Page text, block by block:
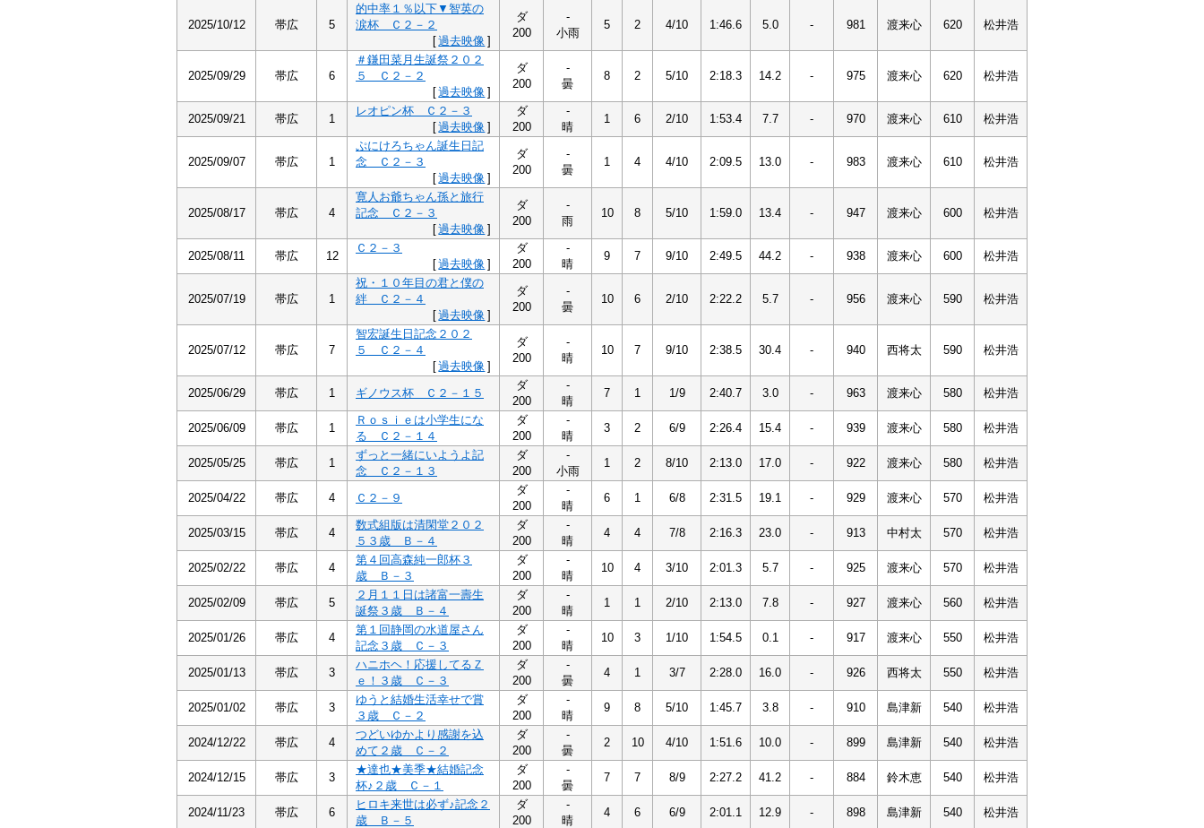
2025/10/12 帯広 5
的中率１％以下▼智英の
涙杯 Ｃ２－２
[過去映像 ]
ダ
200
-
小雨
5 2 4/10 1:46.6 5.0 - 981 渡来心 620 松井浩
2025/09/29 帯広 6
＃鎌田菜月生誕祭２０２
５ Ｃ２－２
[過去映像 ]
ダ
200
-
曇
8 2 5/10 2:18.3 14.2 - 975 渡来心 620 松井浩
2025/09/21 帯広 1
レオピン杯 Ｃ２－３
[過去映像 ]
ダ
200
-
晴
1 6 2/10 1:53.4 7.7 - 970 渡来心 610 松井浩
2025/09/07 帯広 1
ぷにけろちゃん誕生日記
念 Ｃ２－３
[過去映像 ]
ダ
200
-
曇
1 4 4/10 2:09.5 13.0 - 983 渡来心 610 松井浩
2025/08/17 帯広 4
寛人お爺ちゃん孫と旅行
記念 Ｃ２－３
[過去映像 ]
ダ
200
-
雨
10 8 5/10 1:59.0 13.4 - 947 渡来心 600 松井浩
2025/08/11 帯広 12
Ｃ２－３
[過去映像 ]
ダ
200
-
晴
9 7 9/10 2:49.5 44.2 - 938 渡来心 600 松井浩
2025/07/19 帯広 1
祝・１０年目の君と僕の
絆 Ｃ２－４
[過去映像 ]
ダ
200
-
曇
10 6 2/10 2:22.2 5.7 - 956 渡来心 590 松井浩
2025/07/12 帯広 7
智宏誕生日記念２０２
５ Ｃ２－４
[過去映像 ]
ダ
200
-
晴
10 7 9/10 2:38.5 30.4 - 940 西将太 590 松井浩
2025/06/29 帯広 1 ギノウス杯 Ｃ２－１５
ダ
200
-
晴
7 1 1/9 2:40.7 3.0 - 963 渡来心 580 松井浩
2025/06/09 帯広 1
Ｒｏｓｉｅは小学生にな
る Ｃ２－１４
ダ
200
-
晴
3 2 6/9 2:26.4 15.4 - 939 渡来心 580 松井浩
2025/05/25 帯広 1
ずっと一緒にいようよ記
念 Ｃ２－１３
ダ
200
-
小雨
1 2 8/10 2:13.0 17.0 - 922 渡来心 580 松井浩
2025/04/22 帯広 4 Ｃ２－９
ダ
200
-
晴
6 1 6/8 2:31.5 19.1 - 929 渡来心 570 松井浩
2025/03/15 帯広 4
数式組版は清閑堂２０２
５３歳 Ｂ－４
ダ
200
-
晴
4 4 7/8 2:16.3 23.0 - 913 中村太 570 松井浩
2025/02/22 帯広 4
第４回高森純一郎杯３
歳 Ｂ－３
ダ
200
-
晴
10 4 3/10 2:01.3 5.7 - 925 渡来心 570 松井浩
2025/02/09 帯広 5
２月１１日は諸富一壽生
誕祭３歳 Ｂ－４
ダ
200
-
晴
1 1 2/10 2:13.0 7.8 - 927 渡来心 560 松井浩
2025/01/26 帯広 4
第１回静岡の水道屋さん
記念３歳 Ｃ－３
ダ
200
-
晴
10 3 1/10 1:54.5 0.1 - 917 渡来心 550 松井浩
2025/01/13 帯広 3
ハニホヘ！応援してるＺ
ｅ！３歳 Ｃ－３
ダ
200
-
曇
4 1 3/7 2:28.0 16.0 - 926 西将太 550 松井浩
2025/01/02 帯広 3
ゆうと結婚生活幸せで賞
３歳 Ｃ－２
ダ
200
-
晴
9 8 5/10 1:45.7 3.8 - 910 島津新 540 松井浩
2024/12/22 帯広 4
つどいゆかより感謝を込
めて２歳 Ｃ－２
ダ
200
-
曇
2 10 4/10 1:51.6 10.0 - 899 島津新 540 松井浩
2024/12/15 帯広 3
★達也★美季★結婚記念
杯♪２歳 Ｃ－１
ダ
200
-
曇
7 7 8/9 2:27.2 41.2 - 884 鈴木恵 540 松井浩
2024/11/23 帯広 6
ヒロキ来世は必ず♪記念２
歳 Ｂ－５
ダ
200
-
晴
4 6 6/9 2:01.1 12.9 - 898 島津新 540 松井浩